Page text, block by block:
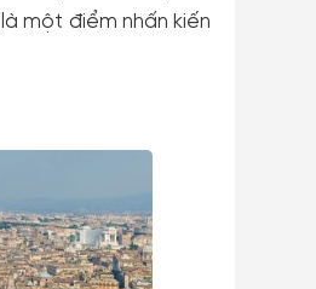
một điểm nhấn kiến